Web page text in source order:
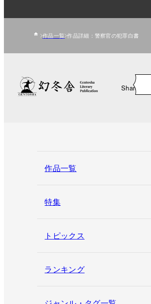
作品一覧 作品詳細：警察官の犯罪白書
Share
作品一覧
特集
トピックス
ランキング